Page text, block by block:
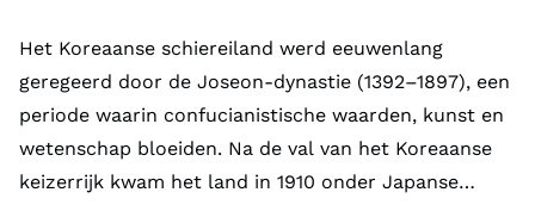
ceremonies en het dragen van de hanbok tijdens
feesten en bruiloften zijn voorbeelden van cultureel
erfgoed dat nog steeds gekoesterd wordt.
Feestdagen zoals Seollal (Lunaire Nieuwjaar) en
Chuseok (oogstfeest) brengen families samen om
Het Koreaanse schiereiland werd eeuwenlang
geregeerd door de Joseon-dynastie (1392–1897), een
periode waarin confucianistische waarden, kunst en
wetenschap bloeiden. Na de val van het Koreaanse
keizerrijk kwam het land in 1910 onder Japanse